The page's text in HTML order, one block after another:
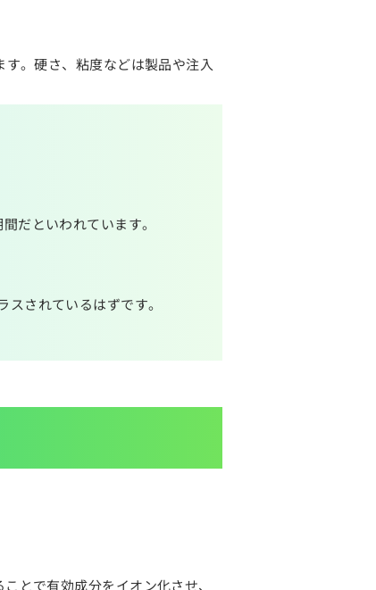
。硬さ、粘度などは製品や注入
だといわれています。
されているはずです。
とで有効成分をイオン化させ、